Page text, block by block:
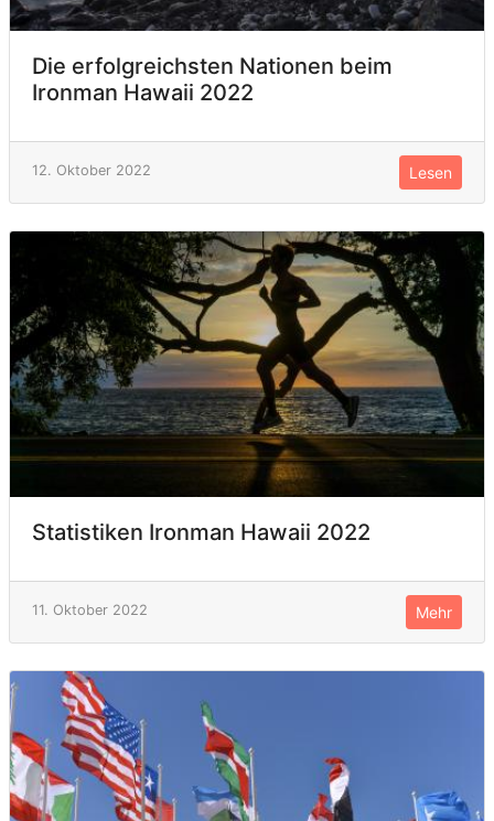
Die erfolgreichsten Nationen beim
Ironman Hawaii 2022
12. Oktober 2022 Lesen
Statistiken Ironman Hawaii 2022
11. Oktober 2022 Mehr